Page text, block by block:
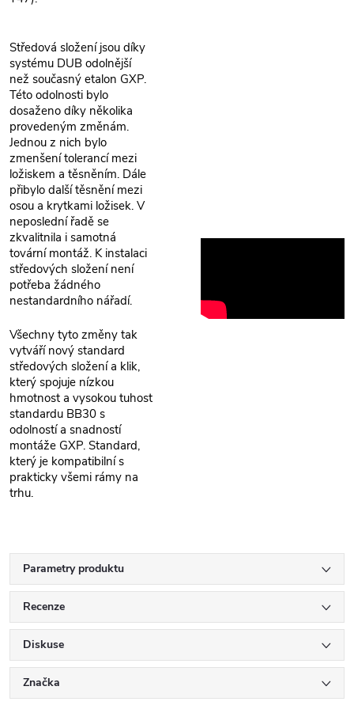
Středová složení jsou díky
systému DUB odolnější
než současný etalon GXP.
Této odolnosti bylo
dosaženo díky několika
provedeným změnám.
Jednou z nich bylo
zmenšení tolerancí mezi
ložiskem a těsněním. Dále
přibylo další těsnění mezi
osou a krytkami ložisek. V
neposlední řadě se
zkvalitnila i samotná
tovární montáž. K instalaci
středových složení není
potřeba žádného
nestandardního nářadí.
Všechny tyto změny tak
vytváří nový standard
středových složení a klik,
který spojuje nízkou
hmotnost a vysokou tuhost
standardu BB30 s
odolností a snadností
montáže GXP. Standard,
který je kompatibilní s
prakticky všemi rámy na
trhu.
Parametry produktu
Recenze
Diskuse
Značka